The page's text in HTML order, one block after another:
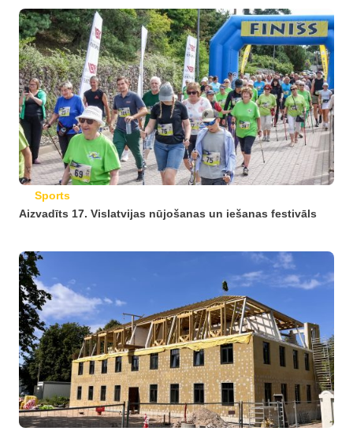
Sports
Aizvadīts 17. Vislatvijas nūjošanas un iešanas festivāls